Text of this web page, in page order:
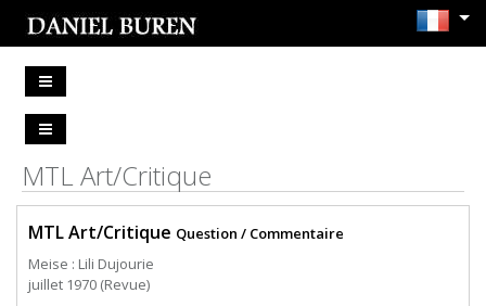
MTL Art/Critique
MTL Art/Critique Question / Commentaire
Meise : Lili Dujourie
juillet 1970 (Revue)